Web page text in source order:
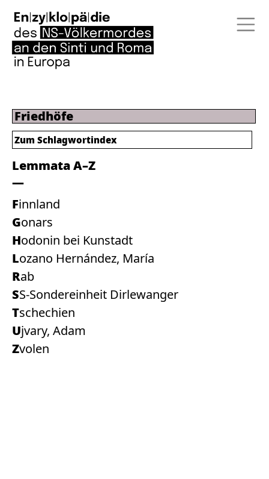
Friedhöfe
Lemmata A–Z
Finnland
Gonars
Hodonin bei Kunstadt
Lozano Hernández, María
Rab
SS-Sondereinheit Dirlewanger
Tschechien
Ujvary, Adam
Zvolen
Zum Schlagwortindex